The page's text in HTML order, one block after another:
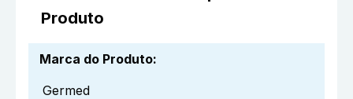
Produto
Marca do Produto:
Germed